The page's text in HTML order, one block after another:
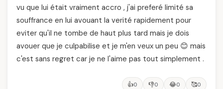
vu que lui était vraiment accro , j'ai preferé limité sa
souffrance en lui avouant la verité rapidement pour
eviter qu'il ne tombe de haut plus tard mais je dois
avouer que je culpabilise et je m'en veux un peu 😊 mais
c'est sans regret car je ne l'aime pas tout simplement .
👍0 👎0 😂0 🥰0